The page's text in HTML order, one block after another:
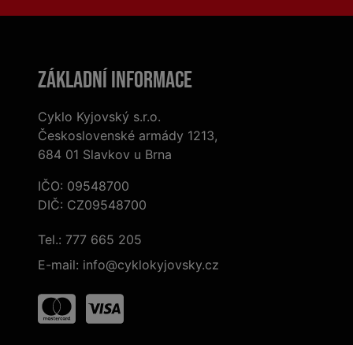
Základní informace
Cyklo Kyjovský s.r.o.
Československé armády 1213,
684 01 Slavkov u Brna
IČO: 09548700
DIČ: CZ09548700
Tel.: 777 665 205
E-mail: info@cyklokyjovsky.cz